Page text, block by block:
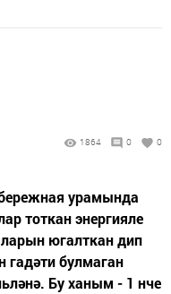
1864 0 0
урамында
тоткан энергияле
югалткан дип
гадәти булмаган
Бу ханым - 1 нче